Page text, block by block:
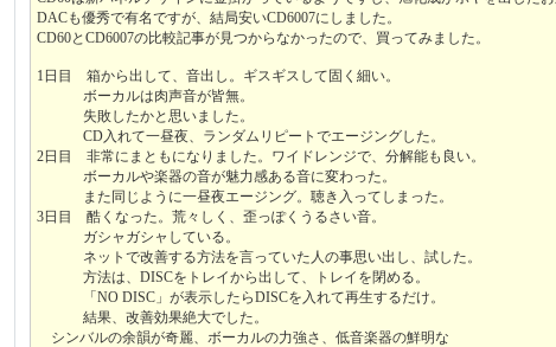
DACも優秀で有名ですが、結局安いCD6007にしました。
CD60とCD6007の比較記事が見つからなかったので、買ってみました。
1日目 箱から出して、音出し。ギスギスして固く細い。
ボーカルは肉声音が皆無。
失敗したかと思いました。
CD入れて一昼夜、ランダムリピートでエージングした。
2日目 非常にまともになりました。ワイドレンジで、分解能も良い。
ボーカルや楽器の音が魅力感ある音に変わった。
また同じように一昼夜エージング。聴き入ってしまった。
3日目 酷くなった。荒々しく、歪っぽくうるさい音。
ガシャガシャしている。
ネットで改善する方法を言っていた人の事思い出し、試した。
方法は、DISCをトレイから出して、トレイを閉める。
「NO DISC」が表示したらDISCを入れて再生するだけ。
結果、改善効果絶大でした。
シンバルの余韻が奇麗、ボーカルの力強さ、低音楽器の鮮明な